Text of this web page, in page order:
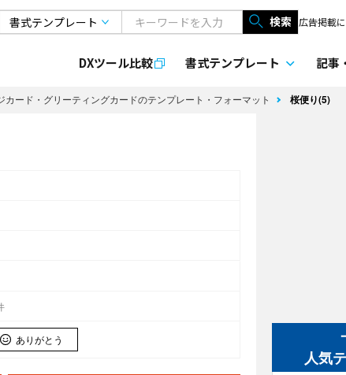
検索 広告掲載
DXツール比較 書式テンプレート 記事
カード・グリーティングカードのテンプレート・フォーマット 桜便り(5)
ありがとう
人気